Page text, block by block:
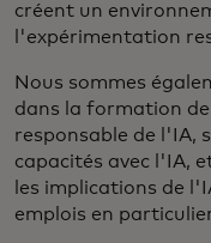
créent un
l'expérimentation
Nous sommes
dans la formation
responsable de l'IA,
capacités avec l'IA,
les implications de
emplois en